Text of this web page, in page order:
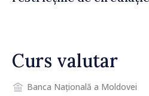
Curs valutar
Banca Națională a Moldovei